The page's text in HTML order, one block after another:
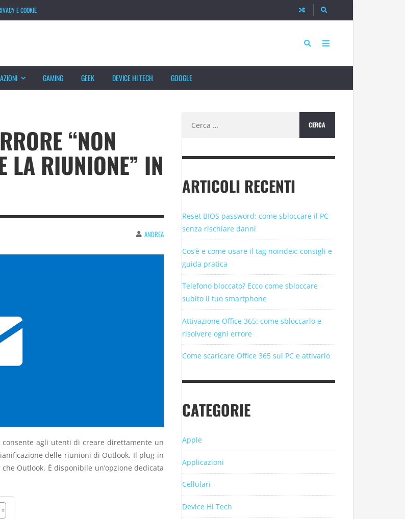
E COOKIE
GAMING GEEK DEVICE HI TECH GOOGLE
“NON
LA RIUNIONE” IN
ANDREA
consente agli utenti di creare direttamente un
delle riunioni di Outlook. Il plug-in
Outlook. È disponibile un’opzione dedicata
per:
ARTICOLI RECENTI
Reset BIOS password: come sbloccare il PC
senza rischiare danni
Cos’è e come usare il tag noindex: consigli e
guida pratica
Telefono bloccato? Ecco come sbloccare
subito il tuo smartphone
Attivazione Office 365: come sbloccarlo e
risolvere ogni errore
Come scaricare Office 365 sul PC e attivarlo
CATEGORIE
Apple
Applicazioni
Cellulari
Device Hi Tech